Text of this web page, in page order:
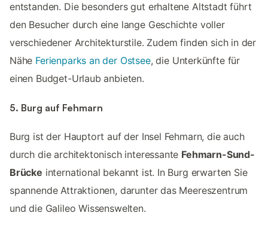
entstanden. Die besonders gut erhaltene Altstadt führt
den Besucher durch eine lange Geschichte voller
verschiedener Architekturstile. Zudem finden sich in der
Nähe Ferienparks an der Ostsee, die Unterkünfte für
einen Budget-Urlaub anbieten.
5. Burg auf Fehmarn
Burg ist der Hauptort auf der Insel Fehmarn, die auch
durch die architektonisch interessante Fehmarn-Sund-
Brücke international bekannt ist. In Burg erwarten Sie
spannende Attraktionen, darunter das Meereszentrum
und die Galileo Wissenswelten.